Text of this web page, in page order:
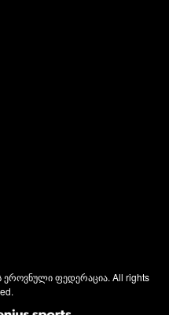
ფედერაცია. All rights